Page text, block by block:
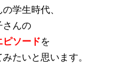
学生時代、
さんの
ピソードを
たいと思います。